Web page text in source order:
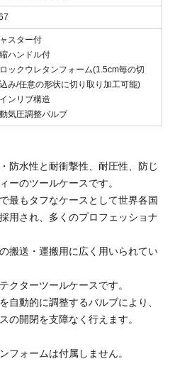
スター付
ハンドル付
ックウレタンフォーム(1.5cm毎の切
み/任意の形状に切り取り加工可能)
ンリブ構造
気圧調整バルブ
防水性と耐衝撃性、耐圧性、防じ
ーのツールケースです。
最もタフなケースとして世界各国
用され、多くのプロフェッショナ
搬送・運搬用に広く用いられてい
クターツールケースです。
自動的に調整するバルブにより、
の開閉を支障なく行えます。
フォームは付属しません。